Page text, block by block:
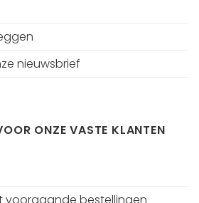
nieuwsbrief
ONZE VASTE KLANTEN